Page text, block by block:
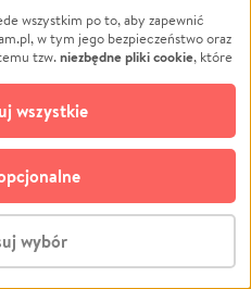
- za darmo
Edukacja
Podróż
Impreza
Ochrona środowiska
Biznes
SP. Z O.O.
wszystkim po to, aby zapewnić
w tym jego bezpieczeństwo oraz
tzw.niezbędne pliki cookie, które
cookie
Możesz wyrazić
W dowolnym momencie masz
stronie „Zarządzaj zgodami cookie”,
Pomagam.pl. Opcjonalne pliki
celach:
nim możemy zrozumieć, jak
– skąd trafiają do serwisu, jak
wybór
wszystkie